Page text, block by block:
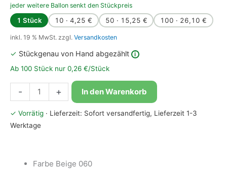
jeder weitere Ballon senkt den Stückpreis
1 Stück 10 · 4,25 € 50 · 15,25 € 100 · 26,10 €
inkl. 19 % MwSt. zzgl. Versandkosten
✓ Stückgenau von Hand abgezählt i
Ab 100 Stück nur 0,26 €/Stück
-
Bioloons®
Luftballon
25cm
Beige
+ In den Warenkorb
✓ Vorrätig · Lieferzeit: Sofort versandfertig, Lieferzeit 1-3
Werktage
Farbe Beige 060